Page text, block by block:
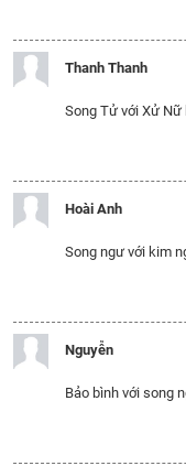
Thanh Thanh
Song Tử với Xử Nữ
Hoài Anh
Song ngư với kim
Nguyễn
Bảo bình với song